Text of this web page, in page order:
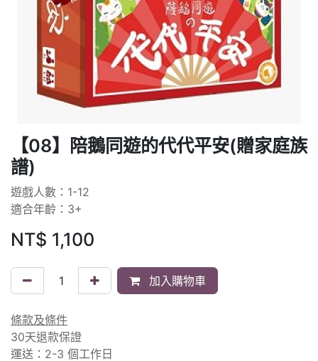
【08】陪鵝同遊的代代平安(贈家庭族
譜)
遊戲人數：1-12
適合年齡：3+
NT$ 1,100
加入購物車
條款及條件
30天退款保證
運送：2-3 個工作日